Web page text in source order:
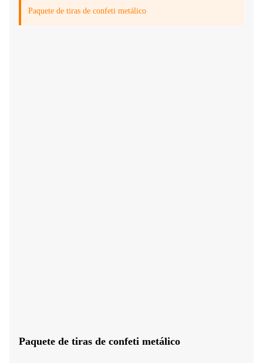
Paquete de tiras de confeti metálico
Paquete de tiras de confeti metálico